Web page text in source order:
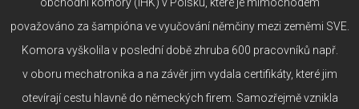
považováno za šampióna ve vyučování němčiny mezi zeměmi SVE.
Komora vyškolila v poslední době zhruba 600 pracovníků např.
v oboru mechatronika a na závěr jim vydala certifikáty, které jim
otevírají cestu hlavně do německých firem. Samozřejmě vznikla